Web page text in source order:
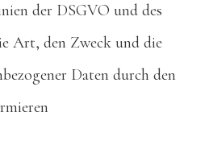
der DSGVO und des
Art, den Zweck und die
Daten durch den